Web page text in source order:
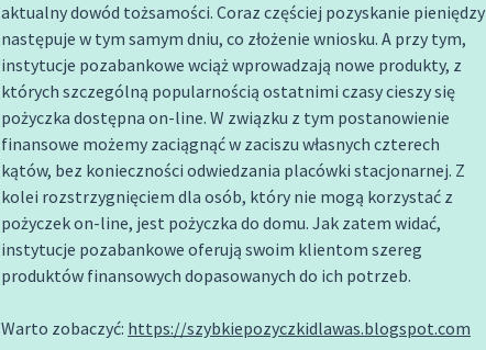
aktualny dowód tożsamości. Coraz częściej pozyskanie pieniędzy
następuje w tym samym dniu, co złożenie wniosku. A przy tym,
instytucje pozabankowe wciąż wprowadzają nowe produkty, z
których szczególną popularnością ostatnimi czasy cieszy się
pożyczka dostępna on-line. W związku z tym postanowienie
finansowe możemy zaciągnąć w zaciszu własnych czterech
kątów, bez konieczności odwiedzania placówki stacjonarnej. Z
kolei rozstrzygnięciem dla osób, który nie mogą korzystać z
pożyczek on-line, jest pożyczka do domu. Jak zatem widać,
instytucje pozabankowe oferują swoim klientom szereg
produktów finansowych dopasowanych do ich potrzeb.
Warto zobaczyć: https://szybkiepozyczkidlawas.blogspot.com